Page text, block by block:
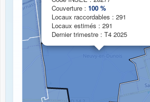
Couverture : 100 %
Locaux raccordables : 291
Locaux estimés : 291
Dernier trimestre : T4 2025